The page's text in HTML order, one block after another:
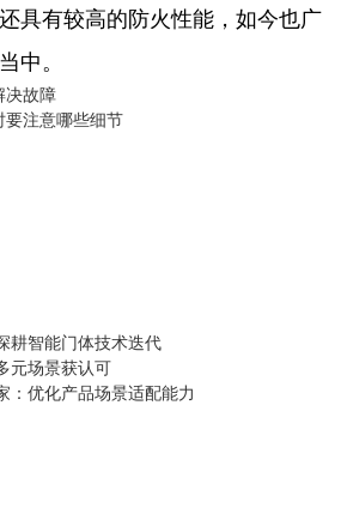
具有较高的防火性能，如今也广
中。
决故障
注意哪些细节
耕智能门体技术迭代
元场景获认可
：优化产品场景适配能力